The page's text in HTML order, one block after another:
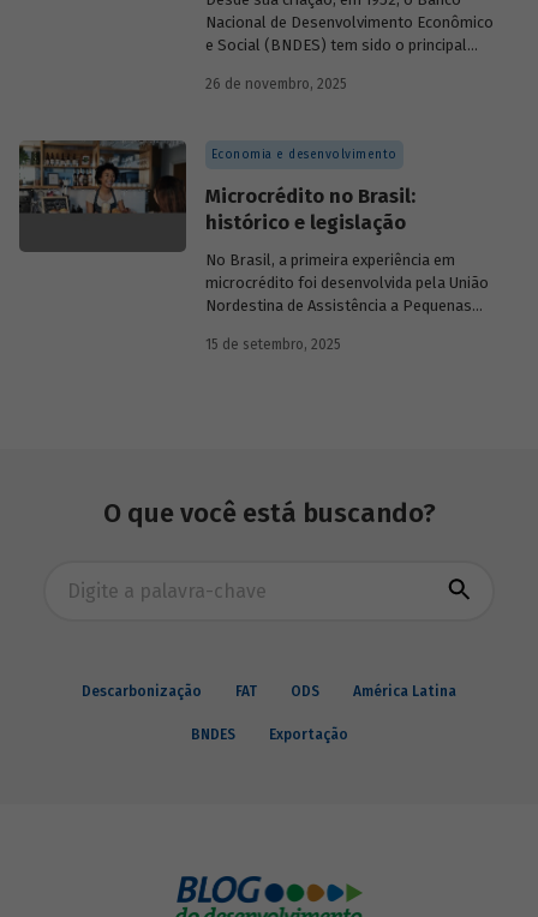
Nacional de Desenvolvimento Econômico
e Social (BNDES) tem sido o principal
brasileiro, ocupando um espaço central
da Covid-19, e no combate à emergência
climática. Para exercer esse papel, no
entanto, são necessárias sólidas fontes
de recursos.
26 de novembro, 2025
Economia e desenvolvimento
Microcrédito no Brasil:
histórico e legislação
No Brasil, a primeira experiência em
microcrédito foi desenvolvida pela União
Nordestina de Assistência a Pequenas
e Salvador (BA). Conhecida como
como: Acción Internacional, Banco
Women’s World Banking.
15 de setembro, 2025
O que você está buscando?
Descarbonização FAT ODS América Latina
BNDES Exportação